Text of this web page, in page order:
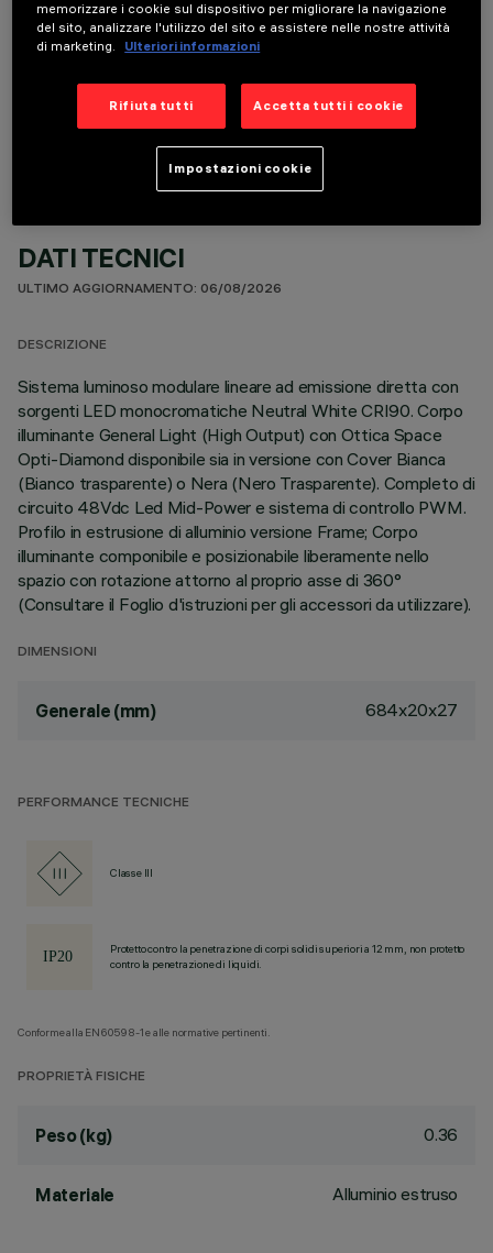
COMPONENTI OPZIONALI
DATI TECNICI
ULTIMO AGGIORNAMENTO: 06/08/2026
DESCRIZIONE
Sistema luminoso modulare lineare ad emissione diretta con
sorgenti LED monocromatiche Neutral White CRI90. Corpo
illuminante General Light (High Output) con Ottica Space
Opti-Diamond disponibile sia in versione con Cover Bianca
(Bianco trasparente) o Nera (Nero Trasparente). Completo di
circuito 48Vdc Led Mid-Power e sistema di controllo PWM.
Profilo in estrusione di alluminio versione Frame; Corpo
illuminante componibile e posizionabile liberamente nello
spazio con rotazione attorno al proprio asse di 360°
(Consultare il Foglio d'istruzioni per gli accessori da utilizzare).
DIMENSIONI
Generale (mm) 684x20x27
PERFORMANCE TECNICHE
Classe III
Protetto contro la penetrazione di corpi solidi superiori a 12 mm, non protetto
contro la penetrazione di liquidi.
Conforme alla EN60598-1 e alle normative pertinenti.
PROPRIETÀ FISICHE
Peso (kg) 0.36
Materiale Alluminio estruso
memorizzare i cookie sul dispositivo per migliorare la navigazione
del sito, analizzare l'utilizzo del sito e assistere nelle nostre attività
di marketing.
Ulteriori informazioni
Rifiuta tutti Accetta tutti i cookie
Impostazioni cookie